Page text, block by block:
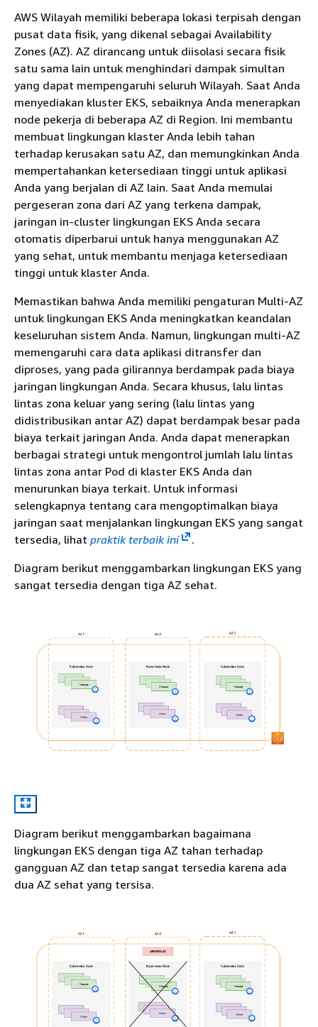
AWS Wilayah memiliki beberapa lokasi terpisah dengan
pusat data fisik, yang dikenal sebagai Availability
Zones (AZ). AZ dirancang untuk diisolasi secara fisik
satu sama lain untuk menghindari dampak simultan
yang dapat mempengaruhi seluruh Wilayah. Saat Anda
menyediakan kluster EKS, sebaiknya Anda menerapkan
node pekerja di beberapa AZ di Region. Ini membantu
membuat lingkungan klaster Anda lebih tahan
terhadap kerusakan satu AZ, dan memungkinkan Anda
mempertahankan ketersediaan tinggi untuk aplikasi
Anda yang berjalan di AZ lain. Saat Anda memulai
pergeseran zona dari AZ yang terkena dampak,
jaringan in-cluster lingkungan EKS Anda secara
otomatis diperbarui untuk hanya menggunakan AZ
yang sehat, untuk membantu menjaga ketersediaan
tinggi untuk klaster Anda.
Memastikan bahwa Anda memiliki pengaturan Multi-AZ
untuk lingkungan EKS Anda meningkatkan keandalan
keseluruhan sistem Anda. Namun, lingkungan multi-AZ
memengaruhi cara data aplikasi ditransfer dan
diproses, yang pada gilirannya berdampak pada biaya
jaringan lingkungan Anda. Secara khusus, lalu lintas
lintas zona keluar yang sering (lalu lintas yang
didistribusikan antar AZ) dapat berdampak besar pada
biaya terkait jaringan Anda. Anda dapat menerapkan
berbagai strategi untuk mengontrol jumlah lalu lintas
lintas zona antar Pod di klaster EKS Anda dan
menurunkan biaya terkait. Untuk informasi
selengkapnya tentang cara mengoptimalkan biaya
jaringan saat menjalankan lingkungan EKS yang sangat
tersedia, lihat praktik terbaik ini
.
Diagram berikut menggambarkan lingkungan EKS yang
sangat tersedia dengan tiga AZ sehat.
Diagram berikut menggambarkan bagaimana
lingkungan EKS dengan tiga AZ tahan terhadap
gangguan AZ dan tetap sangat tersedia karena ada
dua AZ sehat yang tersisa.